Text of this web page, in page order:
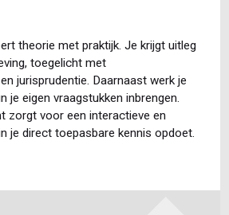
theorie met praktijk. Je krijgt uitleg
toegelicht met
jurisprudentie. Daarnaast werk je
je eigen vraagstukken inbrengen.
zorgt voor een interactieve en
je direct toepasbare kennis opdoet.